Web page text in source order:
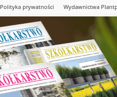
Polityka prywatności Wydawnictwa